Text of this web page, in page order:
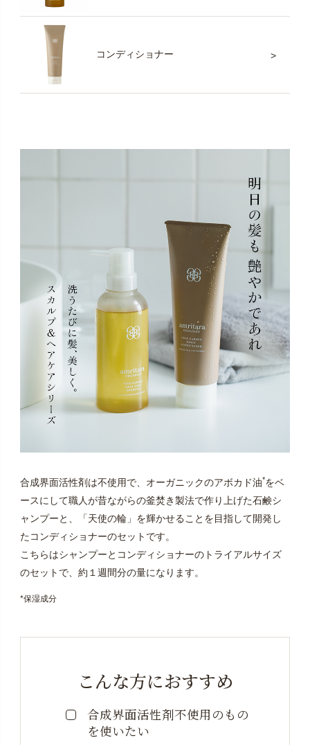
コンディショナー
合成界面活性剤は不使用で、オーガニックのアボカド油*をベ
ースにして職人が昔ながらの釜焚き製法で作り上げた石鹸シ
ャンプーと、「天使の輪」を輝かせることを目指して開発し
たコンディショナーのセットです。
こちらはシャンプーとコンディショナーのトライアルサイズ
のセットで、約１週間分の量になります。
*保湿成分
こんな方におすすめ
合成界面活性剤不使用の もの
を使いたい